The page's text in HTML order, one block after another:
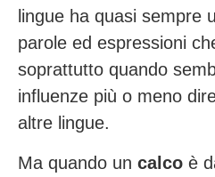
lingue ha quasi sempre
parole ed espressioni
soprattutto quando
influenze più o meno
altre lingue.
Ma quando un calco è